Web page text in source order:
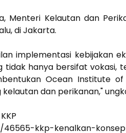
Menteri Kelautan dan
di Jakarta.
implementasi kebijakan
tidak hanya bersifat vokasi,
Ocean Institute
kelautan dan perikanan,"
kkp-kenalkan-